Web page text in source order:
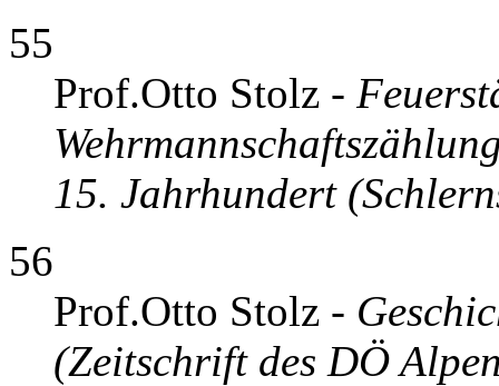
55
Prof.Otto Stolz -
15. Jahrhundert
56
Prof.Otto Stolz -
(Zeitschrift des DÖ